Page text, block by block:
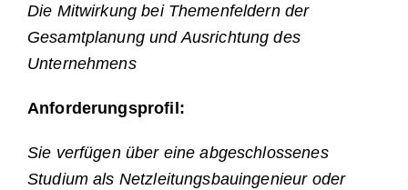
Die Mitwirkung bei Themenfeldern der
Gesamtplanung und Ausrichtung des
Unternehmens
Anforderungsprofil:
Sie verfügen über eine abgeschlossenes
Studium als Netzleitungsbauingenieur oder